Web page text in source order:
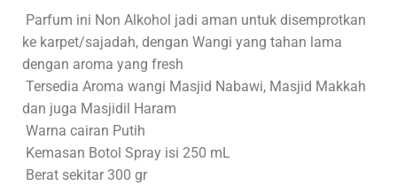
Parfum ini Non Alkohol jadi aman untuk disemprotkan
ke karpet/sajadah, dengan Wangi yang tahan lama
dengan aroma yang fresh
Tersedia Aroma wangi Masjid Nabawi, Masjid Makkah
dan juga Masjidil Haram
Warna cairan Putih
Kemasan Botol Spray isi 250 mL
Berat sekitar 300 gr